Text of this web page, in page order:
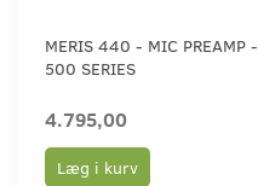
MERIS 440 - MIC PREAMP -
500 SERIES
4.795,00
Læg i kurv